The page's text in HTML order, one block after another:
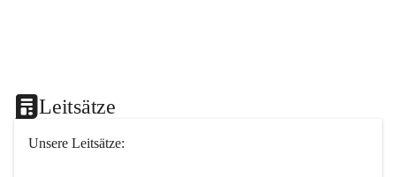
Leitsätze
Unsere Leitsätze: